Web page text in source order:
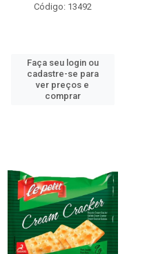
Código: 13492
Faça seu login ou
cadastre-se para
ver preços e
comprar